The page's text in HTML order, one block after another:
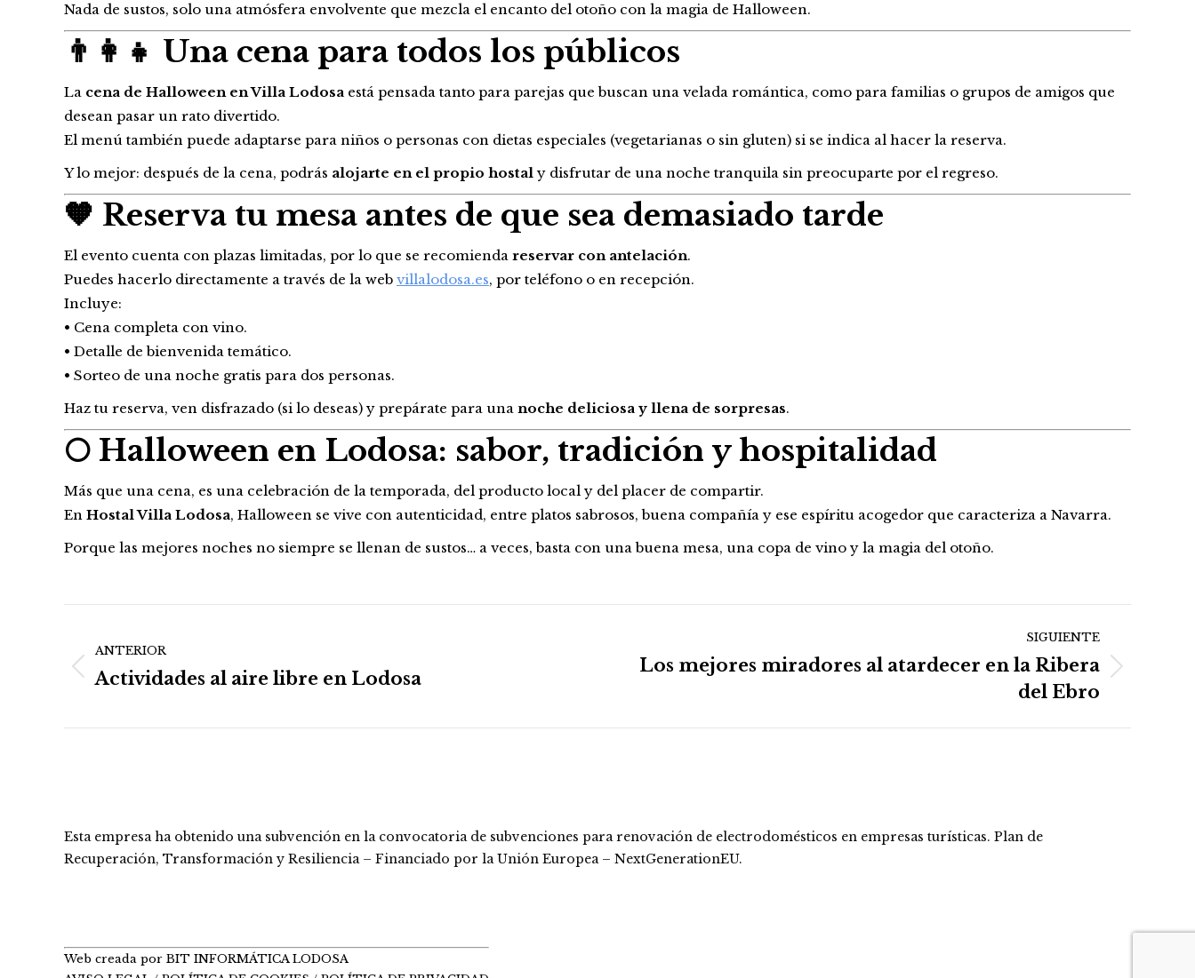
Nada de sustos, solo una atmósfera envolvente que mezcla el encanto del otoño con la magia de Halloween.
👨‍👩‍👧 Una cena para todos los públicos
La cena de Halloween en Villa Lodosa está pensada tanto para parejas que buscan una velada romántica, como para familias o grupos de amigos que
desean pasar un rato divertido.
El menú también puede adaptarse para niños o personas con dietas especiales (vegetarianas o sin gluten) si se indica al hacer la reserva.
Y lo mejor: después de la cena, podrás alojarte en el propio hostal y disfrutar de una noche tranquila sin preocuparte por el regreso.
🧡 Reserva tu mesa antes de que sea demasiado tarde
El evento cuenta con plazas limitadas, por lo que se recomienda reservar con antelación.
Puedes hacerlo directamente a través de la web villalodosa.es, por teléfono o en recepción.
Incluye:
• Cena completa con vino.
• Detalle de bienvenida temático.
• Sorteo de una noche gratis para dos personas.
Haz tu reserva, ven disfrazado (si lo deseas) y prepárate para una noche deliciosa y llena de sorpresas.
🌕 Halloween en Lodosa: sabor, tradición y hospitalidad
Más que una cena, es una celebración de la temporada, del producto local y del placer de compartir.
En Hostal Villa Lodosa, Halloween se vive con autenticidad, entre platos sabrosos, buena compañía y ese espíritu acogedor que caracteriza a Navarra.
Porque las mejores noches no siempre se llenan de sustos… a veces, basta con una buena mesa, una copa de vino y la magia del otoño.
entre
ANTERIOR
Publicación
Actividades al aire libre en Lodosa
SIGUIENTE
Los mejores miradores al atardecer en la Ribera
del Ebro
Esta empresa ha obtenido una subvención en la convocatoria de subvenciones para renovación de electrodomésticos en empresas turísticas. Plan de
Recuperación, Transformación y Resiliencia – Financiado por la Unión Europea – NextGenerationEU.
Web creada por BIT INFORMÁTICA LODOSA